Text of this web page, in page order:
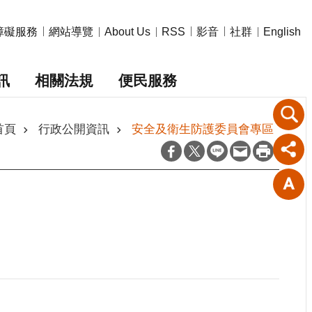
礙服務 網站導覽 About Us RSS 影音 社群 English
相關法規 便民服務
頁 行政公開資訊 安全及衛生防護委員會專區